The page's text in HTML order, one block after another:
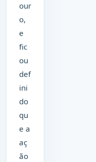
our
o,
e
fic
ou
def
ini
do
qu
e a
aç
ão